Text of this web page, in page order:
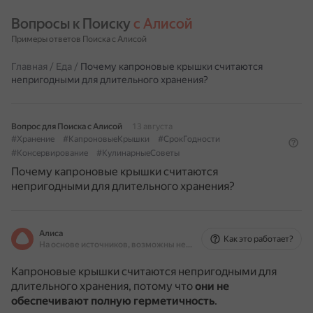
Вопросы к Поиску с Алисой
Примеры ответов Поиска с Алисой
Главная / Еда / Почему капроновые крышки считаются
непригодными для длительного хранения?
Вопрос для Поиска с Алисой
13 августа
#Хранение
#КапроновыеКрышки
#СрокГодности
#Консервирование
#КулинарныеСоветы
Почему капроновые крышки считаются
непригодными для длительного хранения?
Алиса
На основе источников, возможны неточности
Как это работает?
Капроновые крышки считаются непригодными для
длительного хранения, потому чтоони не
обеспечивают полную герметичность.